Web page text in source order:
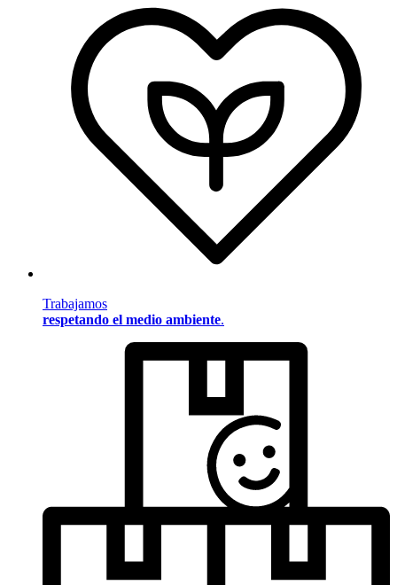
Trabajamos
respetando el medio ambiente.